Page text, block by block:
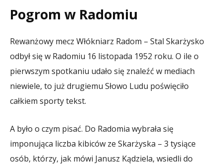
Pogrom w Radomiu
Rewanżowy mecz Włókniarz Radom – Stal Skarżysko
odbył się w Radomiu 16 listopada 1952 roku. O ile o
pierwszym spotkaniu udało się znaleźć w mediach
niewiele, to już drugiemu Słowo Ludu poświęciło
całkiem sporty tekst.
A było o czym pisać. Do Radomia wybrała się
imponująca liczba kibiców ze Skarżyska – 3 tysiące
osób, którzy, jak mówi Janusz Kądziela, wsiedli do